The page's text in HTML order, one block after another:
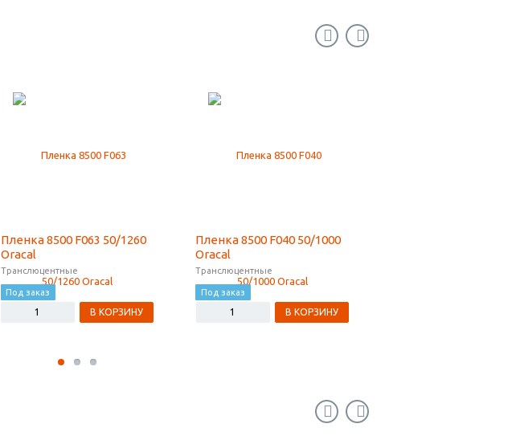
Пленка 8500 F063 50/1260
Oracal
Транслюцентные
Под заказ
В КОРЗИНУ
Пленка 8500 F040 50/1000
Oracal
Транслюцентные
Под заказ
В КОРЗИНУ